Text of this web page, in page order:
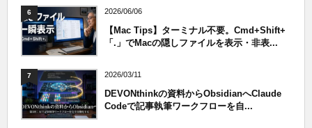
6 2026/06/06
【Mac Tips】ターミナル不要。Cmd+Shift+
「.」でMacの隠しファイルを表示・非表...
7 2026/03/11
DEVONthinkの資料からObsidianへClaude
Codeで記事執筆ワークフローを自...